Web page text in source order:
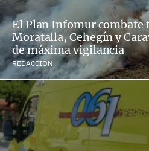
El Plan Infomur combate
Moratalla, Cehegín y
de máxima vigilancia
REDACCIÓN